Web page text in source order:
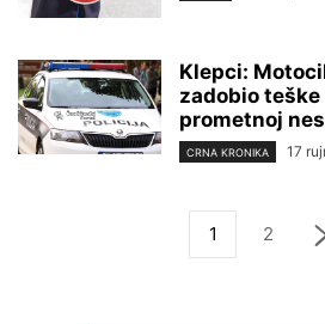
Klepci:
zadobio
prometnoj
CRNA KRONIKA 17
1 2